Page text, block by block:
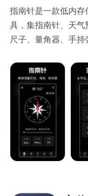
针，支持地理位置随
AR实景指南针
AR实景指南针帮您
针，所在位置东西
指南针是一款低内
具，集指南针、天气
尺子、量角器、手
功能介绍：
[指南针]支持方向
磁场的显示。
[天气预报]实时掌握
[水平仪]水平仪显
可以测量。
[分贝仪]轻松测量当